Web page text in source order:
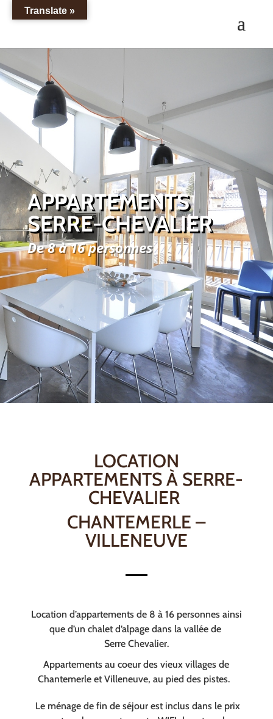
APPARTEMENTS
SERRE-CHEVALIER
De 8 à 16 personnes
LOCATION
APPARTEMENTS À SERRE-
CHEVALIER
CHANTEMERLE –
VILLENEUVE
Location d’appartements de 8 à 16 personnes ainsi
que d’un chalet d’alpage dans la vallée de
Serre Chevalier.
Appartements au coeur des vieux villages de
Chantemerle et Villeneuve, au pied des pistes.
Le ménage de fin de séjour est inclus dans le prix
Translate »